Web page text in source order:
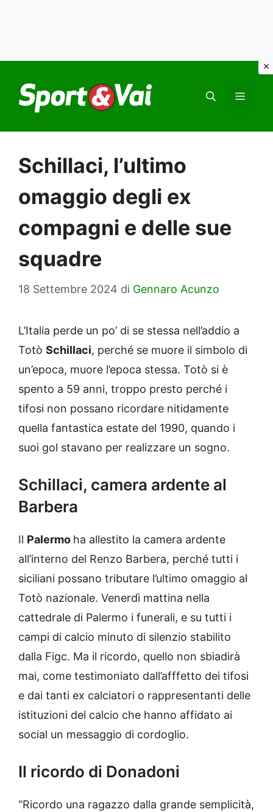
contenuto
Schillaci, l’ultimo
omaggio degli ex
compagni e delle sue
squadre
18 Settembre 2024 di Gennaro Acunzo
L’Italia perde un po’ di se stessa nell’addio a
Totò Schillaci, perché se muore il simbolo di
un’epoca, muore l’epoca stessa. Totò si è
spento a 59 anni, troppo presto perché i
tifosi non possano ricordare nitidamente
quella fantastica estate del 1990, quando i
suoi gol stavano per realizzare un sogno.
Schillaci, camera ardente al
Barbera
Il Palermo ha allestito la camera ardente
all’interno del Renzo Barbera, perché tutti i
siciliani possano tributare l’ultimo omaggio al
Totò nazionale. Venerdì mattina nella
cattedrale di Palermo i funerali, e su tutti i
campi di calcio minuto di silenzio stabilito
dalla Figc. Ma il ricordo, quello non sbiadirà
mai, come testimoniato dall’afffetto dei tifosi
e dai tanti ex calciatori o rappresentanti delle
istituzioni del calcio che hanno affidato ai
social un messaggio di cordoglio.
Il ricordo di Donadoni
“Ricordo una ragazzo dalla grande semplicità,